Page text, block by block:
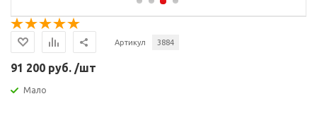
Артикул 3884
91 200 руб. /шт
Мало